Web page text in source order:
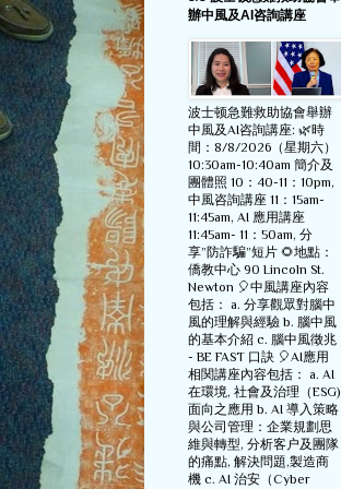
辦中風及AI咨詢講座
波士顿急難救助協會舉辦
中風及AI咨詢講座: 🌿時
間：8/8/2026（星期六）
10:30am-10:40am 簡介及
團體照 10：40-11：10pm,
中風咨詢講座 11：15am-
11:45am, AI 應用講座
11:45am- 11：50am, 分
享”防詐騙”短片 🌻地點：
僑教中心 90 Lincoln St.
Newton 🎈中風講座內容
包括： a. 分享觀眾對腦中
風的理解與經驗 b. 腦中風
的基本介紹 c. 腦中風徵兆
- BE FAST 口訣 🎈AI應用
相関講座內容包括： a. AI
在環境, 社會及治理（ESG)
面向之應用 b. AI 導入策略
與公司管理：企業規劃思
維與轉型, 分析客户及團隊
的痛點, 解決問題,製造商
機 c. AI 治安（Cyber